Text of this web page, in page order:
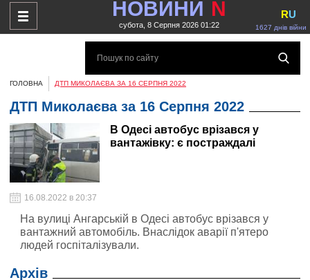
НОВИНИ N
субота, 8 Серпня 2026 01:22 1627 днів війни
RU
ГОЛОВНА ДТП МИКОЛАЄВА ЗА 16 СЕРПНЯ 2022
ДТП Миколаєва за 16 Серпня 2022
В Одесі автобус врізався у
вантажівку: є постраждалі
16.08.2022 в 20:37
На вулиці Ангарській в Одесі автобус врізався у
вантажний автомобіль. Внаслідок аварії п'ятеро
людей госпіталізували.
Архів